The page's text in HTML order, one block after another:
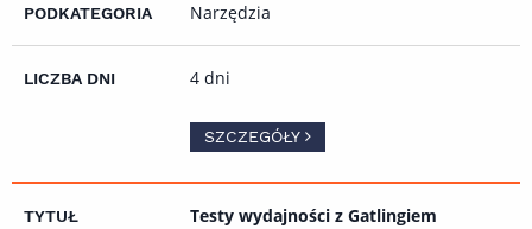
Narzędzia
4 dni
SZCZEGÓŁY
Testy wydajności z Gatlingiem